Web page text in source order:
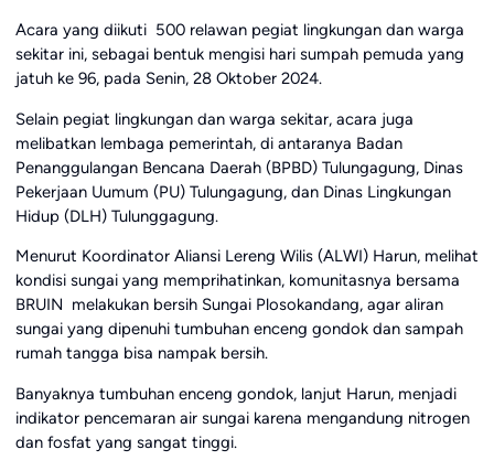
Acara yang diikuti 500 relawan pegiat lingkungan dan warga
sekitar ini, sebagai bentuk mengisi hari sumpah pemuda yang
jatuh ke 96, pada Senin, 28 Oktober 2024.
Selain pegiat lingkungan dan warga sekitar, acara juga
melibatkan lembaga pemerintah, di antaranya Badan
Penanggulangan Bencana Daerah (BPBD) Tulungagung, Dinas
Pekerjaan Uumum (PU) Tulungagung, dan Dinas Lingkungan
Hidup (DLH) Tulunggagung.
Menurut Koordinator Aliansi Lereng Wilis (ALWI) Harun, melihat
kondisi sungai yang memprihatinkan, komunitasnya bersama
BRUIN melakukan bersih Sungai Plosokandang, agar aliran
sungai yang dipenuhi tumbuhan enceng gondok dan sampah
rumah tangga bisa nampak bersih.
Banyaknya tumbuhan enceng gondok, lanjut Harun, menjadi
indikator pencemaran air sungai karena mengandung nitrogen
dan fosfat yang sangat tinggi.